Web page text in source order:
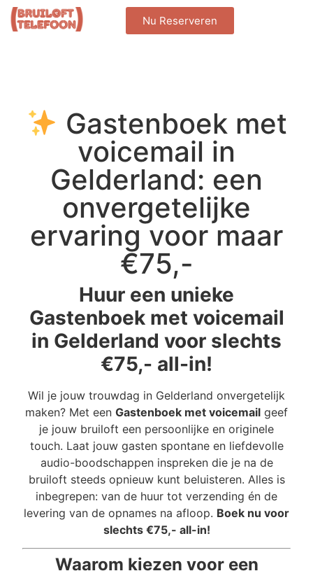
Nu Reserveren
Gastenboek met
voicemail in
Gelderland: een
onvergetelijke
ervaring voor maar
€75,-
Huur een unieke
Gastenboek met voicemail
in Gelderland voor slechts
€75,- all-in!
Wil je jouw trouwdag in Gelderland onvergetelijk
maken? Met een Gastenboek met voicemail geef
je jouw bruiloft een persoonlijke en originele
touch. Laat jouw gasten spontane en liefdevolle
audio-boodschappen inspreken die je na de
bruiloft steeds opnieuw kunt beluisteren. Alles is
inbegrepen: van de huur tot verzending én de
levering van de opnames na afloop. Boek nu voor
slechts €75,- all-in!
Waarom kiezen voor een